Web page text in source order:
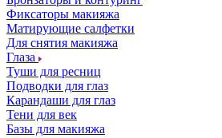
Фиксаторы макияжа
Матирующие салфетки
Для снятия макияжа
Глаза
Туши для ресниц
Подводки для глаз
Карандаши для глаз
Тени для век
Базы для макияжа